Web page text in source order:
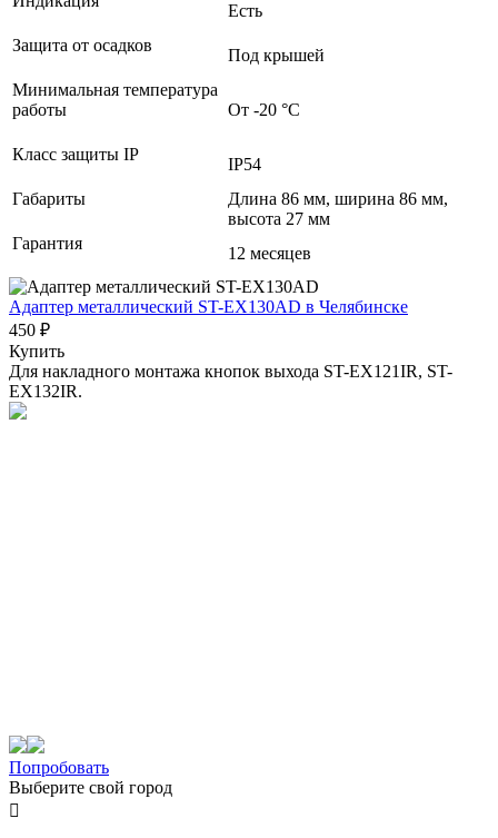
Есть
Защита от осадков
Под крышей
Минимальная температура
работы
От -20 °С
Класс защиты IP
IP54
Габариты
Длина 86 мм, ширина 86 мм,
высота 27 мм
Гарантия
12 месяцев
Адаптер металлический ST-EX130AD в Челябинске
450 ₽
Купить
Для накладного монтажа кнопок выхода ST-EX121IR, ST-
EX132IR.
Попробовать
Выберите свой город
